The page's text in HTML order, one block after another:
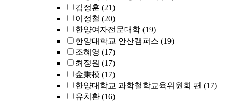
김정훈 (21)
이정철 (20)
한양여자전문대학 (19)
한양대학교 안산캠퍼스 (19)
조혜영 (17)
최정원 (17)
金秉模 (17)
한양대학교 과학철학교육위원회 편 (17)
유치환 (16)